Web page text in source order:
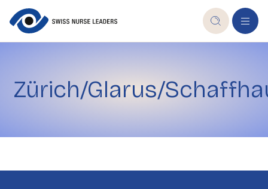
Geschäftsstelle
Mitglied werden
Publikationen
Zürich/Glarus/